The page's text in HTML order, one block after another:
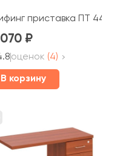
приставка ПТ 445
070
оценок (4)
В корзину